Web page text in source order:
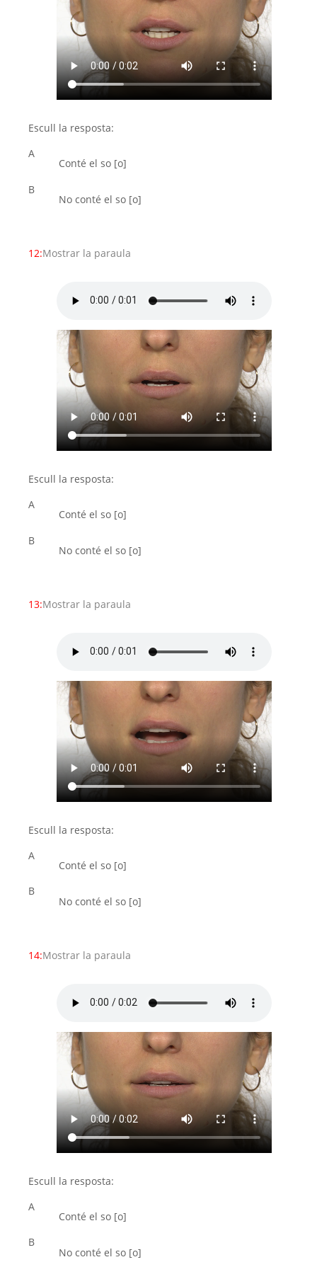
Escull la resposta:
A
Conté el so [o]
B
No conté el so [o]
12:Mostrar la paraula
Escull la resposta:
A
Conté el so [o]
B
No conté el so [o]
13:Mostrar la paraula
Escull la resposta:
A
Conté el so [o]
B
No conté el so [o]
14:Mostrar la paraula
Escull la resposta:
A
Conté el so [o]
B
No conté el so [o]